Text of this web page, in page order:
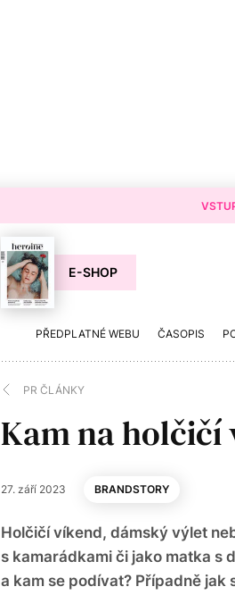
E-SHOP
PŘEDPLATNÉ WEBU ČASOPIS
PR ČLÁNKY
Kam na holčičí
27. září 2023 BRANDSTORY
Holčičí víkend, dámský výlet
s kamarádkami či jako matka s
a kam se podívat? Případně